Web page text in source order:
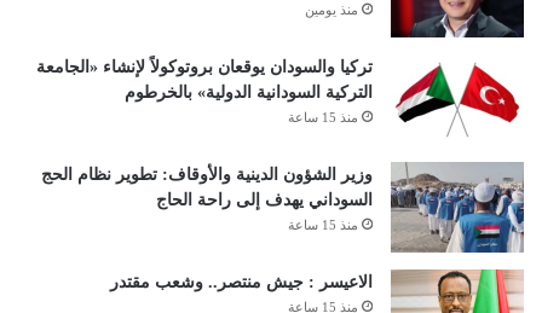
منذ يومين
تركيا والسودان يوقعان بروتوكولاً لإنشاء «الجامعة
التركية السودانية الدولية» بالخرطوم
منذ 15 ساعة
وزير الشؤون الدينية والأوقاف: تطوير نظام الحج
السوداني يهدف إلى راحة الحاج
منذ 15 ساعة
الاعيسر : جيش منتصر.. وشعب مقتدر
منذ 15 ساعة